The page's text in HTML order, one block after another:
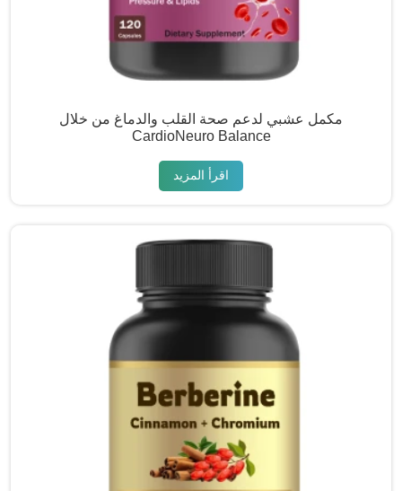
مكمل عشبي لدعم صحة القلب والدماغ من خلال
CardioNeuro Balance
اقرأ المزيد